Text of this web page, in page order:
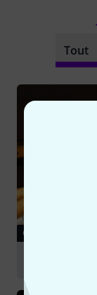
Tout
GUIDES